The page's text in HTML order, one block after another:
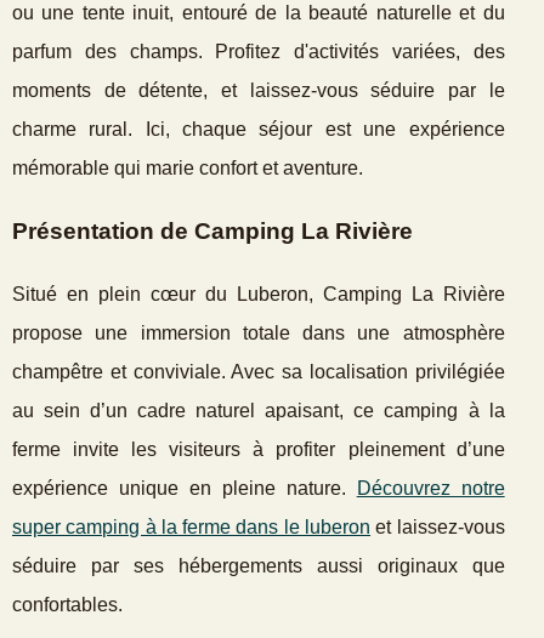
ou une tente inuit, entouré de la beauté naturelle et du
parfum des champs. Profitez d'activités variées, des
moments de détente, et laissez-vous séduire par le
charme rural. Ici, chaque séjour est une expérience
mémorable qui marie confort et aventure.
Présentation de Camping La Rivière
Situé en plein cœur du Luberon, Camping La Rivière
propose une immersion totale dans une atmosphère
champêtre et conviviale. Avec sa localisation privilégiée
au sein d’un cadre naturel apaisant, ce camping à
la
ferme invite les visiteurs à profiter pleinement d’une
expérience unique en pleine nature.
Découvrez notre
super camping à la ferme dans le luberon et laissez-vous
séduire par ses hébergements aussi originaux que
confortables.